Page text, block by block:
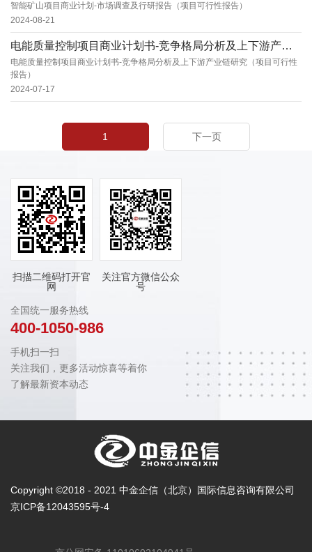
智能矿山项目商业计划-市场调查及行研报告（项目可行性报告）
2024-08-21
电能质量控制项目商业计划书-竞争格局分析及上下游产业链研究（项目可行性报告）
电能质量控制项目商业计划书-竞争格局分析及上下游产业链研究（项目可行性
报告）
2024-07-17
1 下一页
扫描二维码打开官
网
关注官方微信公众
号
全国统一服务热线
400-1050-986
手机扫一扫
关注我们，更多活动惊喜等着你
了解最新资本动态
Copyright ©2018 - 2021 中金企信（北京）国际信息咨询有限公司
京ICP备12043595号-4